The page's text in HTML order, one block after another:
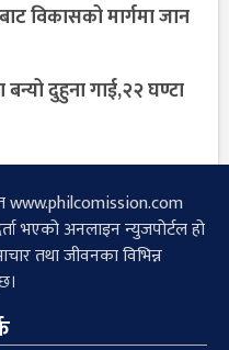
विकासको मार्गमा जान
दुहुना गाई,२२ घण्टा
www.philcomission.com
भएको अनलाइन न्युजपोर्टल हो
तथा जीवनका विभिन्न